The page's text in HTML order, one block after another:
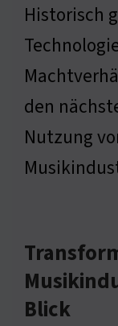
Historisch
den
Nutzung
Blick